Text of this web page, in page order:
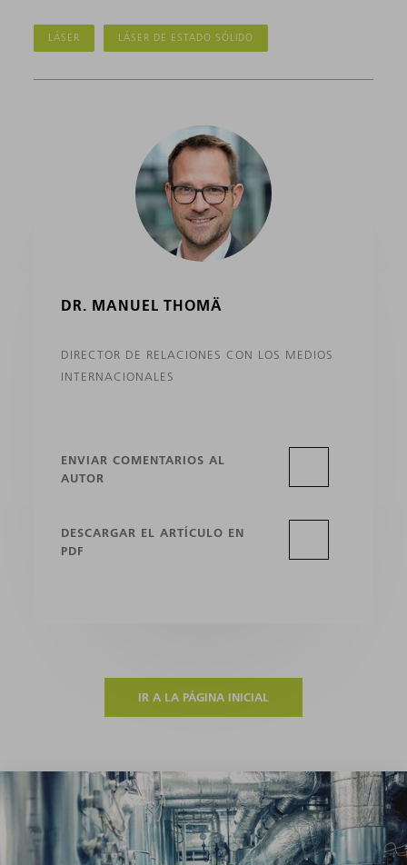
LÁSER LÁSER DE ESTADO SÓLIDO
DR. MANUEL THOMÄ
DIRECTOR DE RELACIONES CON LOS MEDIOS
INTERNACIONALES
ENVIAR COMENTARIOS AL
AUTOR
DESCARGAR EL ARTÍCULO EN
PDF
IR A LA PÁGINA INICIAL